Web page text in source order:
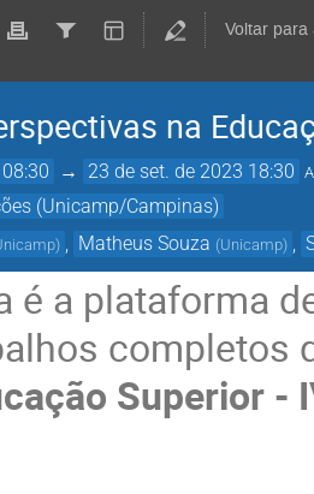
Voltar
na
→ 23 de set. de 2023 18:30
(Unicamp/Campinas)
) Matheus Souza (Unicamp)
é a plataforma
completos
Superior -